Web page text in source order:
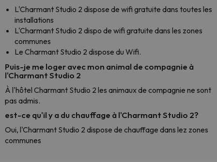
L'Charmant Studio 2 dispose de wifi gratuite dans toutes les
installations
L'Charmant Studio 2 dispo de wifi gratuite dans les zones
communes
Le Charmant Studio 2 dispose du Wifi.
Puis-je me loger avec mon animal de compagnie à
l'Charmant Studio 2
À l'hôtel Charmant Studio 2 les animaux de compagnie ne sont
pas admis.
est-ce qu'il y a du chauffage à l'Charmant Studio 2?
Oui, l'Charmant Studio 2 dispose de chauffage dans lez zones
communes